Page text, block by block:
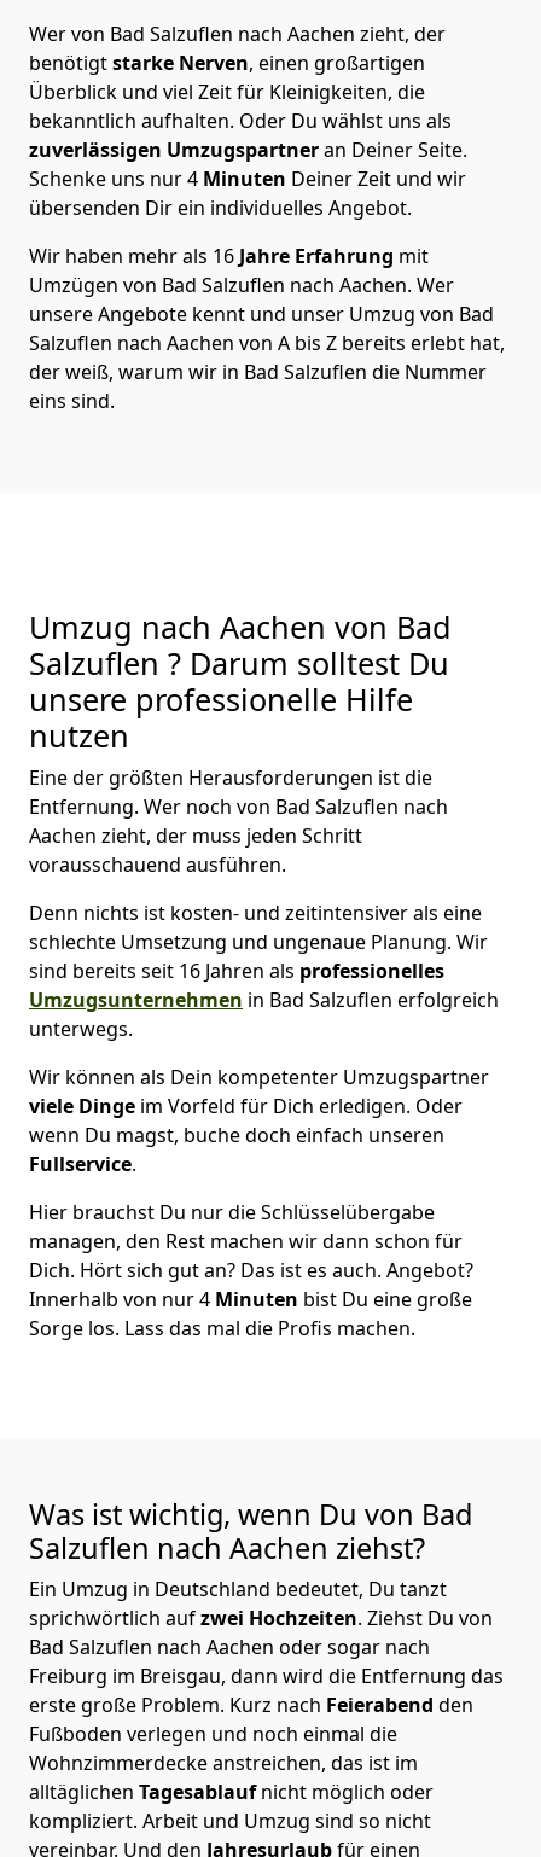
Wer von Bad Salzuflen nach Aachen zieht, der
benötigtstarke Nerven, einen großartigen
Überblick und viel Zeit für Kleinigkeiten, die
bekanntlich aufhalten. Oder Du wählst uns als
zuverlässigen Umzugspartneran Deiner Seite.
Schenke uns nur4 Minuten Deiner Zeit und wir
übersenden Dir ein individuelles Angebot.
Wir haben mehr als 16 Jahre Erfahrung mit
Umzügen von Bad Salzuflen nach Aachen. Wer
unsere Angebote kennt und unser Umzug von Bad
Salzuflen nach Aachen von A bis Z bereits erlebt hat,
der weiß, warum wir in Bad Salzuflen die Nummer
eins sind.
Umzug nach Aachen von Bad
Salzuflen ? Darum solltest Du
unsere professionelle Hilfe
nutzen
Eine der größten Herausforderungen ist die
Entfernung. Wer noch von Bad Salzuflen nach
Aachen zieht, der muss jeden Schritt
vorausschauend ausführen.
Denn nichts ist kosten- und zeitintensiver als eine
schlechte Umsetzung und ungenaue Planung. Wir
sind bereits seit 16 Jahren als professionelles
Umzugsunternehmen in Bad Salzuflen erfolgreich
unterwegs.
Wir können als Dein kompetenter Umzugspartner
viele Dinge im Vorfeld für Dich erledigen. Oder
wenn Du magst, buche doch einfach unseren
Fullservice.
Hier brauchst Du nur die Schlüsselübergabe
managen, den Rest machen wir dann schon für
Dich. Hört sich gut an? Das ist es auch. Angebot?
Innerhalb von nur 4 Minuten bist Du eine große
Sorge los. Lass das mal die Profis machen.
Was ist wichtig, wenn Du von Bad
Salzuflen nach Aachen ziehst?
Ein Umzug in Deutschland bedeutet, Du tanzt
sprichwörtlich aufzwei Hochzeiten. Ziehst Du von
Bad Salzuflen nach Aachen oder sogar nach
Freiburg im Breisgau, dann wird die Entfernung das
erste große Problem. Kurz nach Feierabend den
Fußboden verlegen und noch einmal die
Wohnzimmerdecke anstreichen, das ist im
alltäglichen Tagesablaufnicht möglich oder
kompliziert. Arbeit und Umzug sind so nicht
vereinbar. Und den Jahresurlaubfür einen